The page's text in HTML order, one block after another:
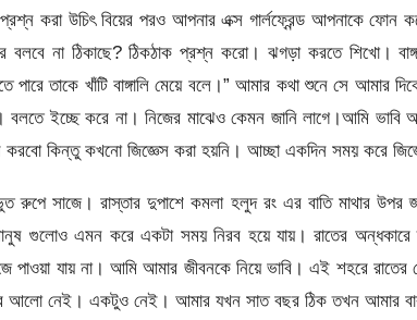
করা উচিৎ বিয়ের পরও আপনার এক্স গার্লফ্রেন্ড আপনাকে
না ঠিকাছে? ঠিকঠাক প্রশ্ন করো। ঝগড়া করতে শিখো।
পারে তাকে খাঁটি বাঙ্গালি মেয়ে বলে।” আমার কথা শুনে সে
ইচ্ছে করে না। নিজের মাঝেও কেমন জানি লাগে।আমি ভাবি
করবো কিন্তু কখনো জিজ্ঞেস করা হয়নি। আচ্ছা একদিন সময় করে
রুপে সাজে। রাস্তার দুপাশে কমলা হলুদ রং এর বাতি মাথার উপর
গুলোও এমন করে একটা সময় নিরব হয়ে যায়। রাতের
পাওয়া যায় না। আমি আমার জীবনকে নিয়ে ভাবি। এই শহরে
নেই। একটুও নেই। আমার যখন সাত বছর ঠিক তখন আমার